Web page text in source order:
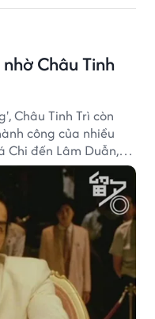
Châu Tinh
Châu Tinh Trì còn
công của nhiều
Chi đến Lâm Duẫn,
trang mới trong sự